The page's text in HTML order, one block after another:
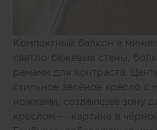
Компактный балкон в
светло-бежевые стены,
рамами для контраста.
стильное зелёное кресло с
ножками, создающее зону
креслом — картина в